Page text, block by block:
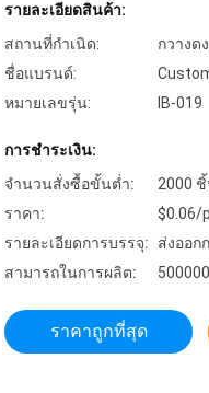
รายละเอียดสินค้า:
สถานที่กำเนิด:
กวางด
ชื่อแบรนด์:
หมายเลขรุ่น:
IB-019
การชำระเงิน:
จำนวนสั่งซื้อขั้นต่ำ:
2000
ราคา:
$0.06/
รายละเอียดการบรรจุ:
ส่งออก
สามารถในการผลิต:
ราคาถูกที่สุด